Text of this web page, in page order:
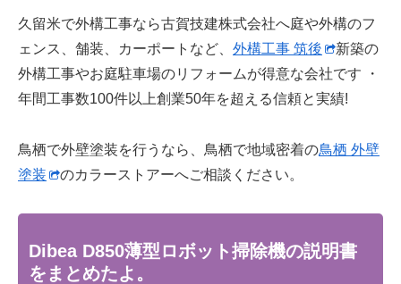
久留米で外構工事なら古賀技建株式会社へ庭や外構のフ
ェンス、舗装、カーポートなど、 外構工事 筑後
新築の
外構工事やお庭駐車場のリフォームが得意な会社です ・
年間工事数100件以上創業50年を超える信頼と実績!
鳥栖で外壁塗装を行うなら、鳥栖で地域密着の鳥栖 外壁
塗装
のカラーストアーへご相談ください。
Dibea D850薄型ロボット掃除機の説明書
をまとめたよ。